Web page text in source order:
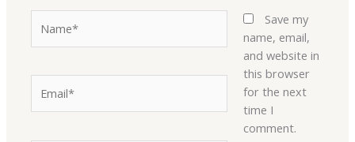
Save my
name, email,
and website in
this browser
for the next
time I
comment.